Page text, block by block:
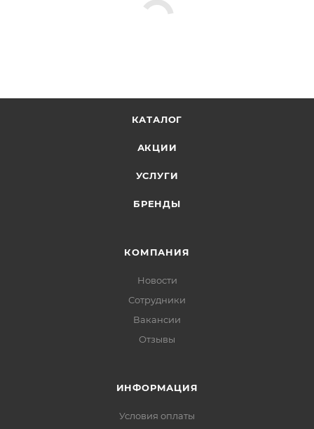
КАТАЛОГ
АКЦИИ
УСЛУГИ
БРЕНДЫ
КОМПАНИЯ
Новости
Сотрудники
Вакансии
Отзывы
ИНФОРМАЦИЯ
Условия оплаты